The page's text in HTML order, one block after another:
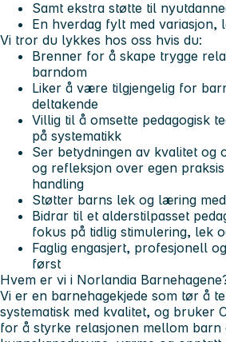
Samt ekstra støtte til
En hverdag fylt med variasjon,
Vi tror du lykkes hos oss hvis du:
Brenner for å skape trygge
barndom
Liker å være tilgjengelig for
deltakende
Villig til å omsette pedagogisk
på systematikk
Ser betydningen av kvalitet og
og refleksjon over egen
handling
Støtter barns lek og læring
Bidrar til et alderstilpasset
fokus på tidlig stimulering, lek
Faglig engasjert, profesjonell
først
Hvem er vi i Norlandia
Vi er en barnehagekjede som tør å
systematisk med kvalitet, og bruker
for å styrke relasjonen mellom barn